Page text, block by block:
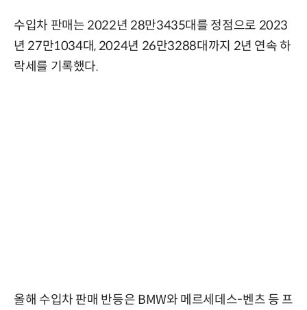
수입차 판매는 2022년 28만3435대를 정점으로 2023
년 27만1034대, 2024년 26만3288대까지 2년 연속 하
락세를 기록했다.
올해 수입차 판매 반등은 BMW와 메르세데스-벤츠 등 프